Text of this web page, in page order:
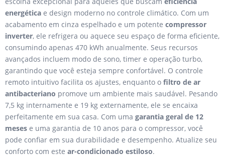
energética e design moderno no controle climático. Com um
acabamento em cinza espelhado e um potente compressor
inverter, ele refrigera ou aquece seu espaço de forma eficiente,
consumindo apenas 470 kWh anualmente. Seus recursos
avançados incluem modo de sono, timer e operação turbo,
garantindo que você esteja sempre confortável. O controle
remoto intuitivo facilita os ajustes, enquanto o filtro de ar
antibacteriano promove um ambiente mais saudável. Pesando
7,5 kg internamente e 19 kg externamente, ele se encaixa
perfeitamente em sua casa. Com uma garantia geral de 12
meses e uma garantia de 10 anos para o compressor, você
pode confiar em sua durabilidade e desempenho. Atualize seu
conforto com este ar-condicionado estiloso.